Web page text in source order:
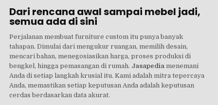
Dari rencana awal sampai mebel jadi,
semua ada di sini
Perjalanan membuat furniture custom itu punya banyak
tahapan. Dimulai dari mengukur ruangan, memilih desain,
mencari bahan, menegosiasikan harga, proses produksi di
bengkel, hingga pemasangan di rumah. Jasapedia menemani
Anda di setiap langkah krusial itu. Kami adalah mitra tepercaya
Anda, memastikan setiap keputusan Anda adalah keputusan
cerdas berdasarkan data akurat.